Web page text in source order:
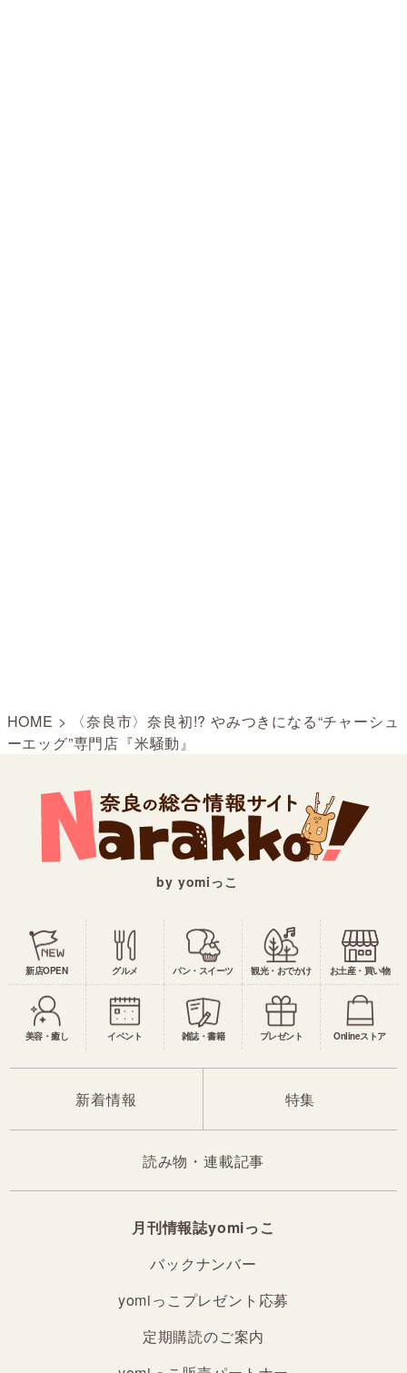
HOME >
〈奈良市〉奈良初!? やみつきになる“チャーシュ
ーエッグ”専門店『米騒動』
by yomiっこ
新店OPEN グルメ パン・スイーツ 観光・おでかけ お土産・買い物
美容・癒し イベント 雑誌・書籍 プレゼント Onlineストア
新着情報 特集
読み物・連載記事
月刊情報誌yomiっこ
バックナンバー
yomiっこプレゼント応募
定期購読のご案内